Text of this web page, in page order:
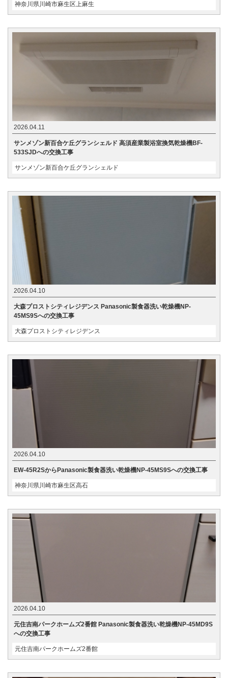
神奈川県川崎市麻生区上麻生
2026.04.11
サンメゾン新百合ケ丘グランシェルド 高須産業製浴室換気乾燥機BF-
533SJDへの交換工事
サンメゾン新百合ケ丘グランシェルド
2026.04.10
大森プロストシティレジデンス Panasonic製食器洗い乾燥機NP-
45MS9Sへの交換工事
大森プロストシティレジデンス
2026.04.10
EW-45R2SからPanasonic製食器洗い乾燥機NP-45MS9Sへの交換工事
神奈川県川崎市麻生区高石
2026.04.10
元住吉南パークホームズ2番館 Panasonic製食器洗い乾燥機NP-45MD9S
への交換工事
元住吉南パークホームズ2番館